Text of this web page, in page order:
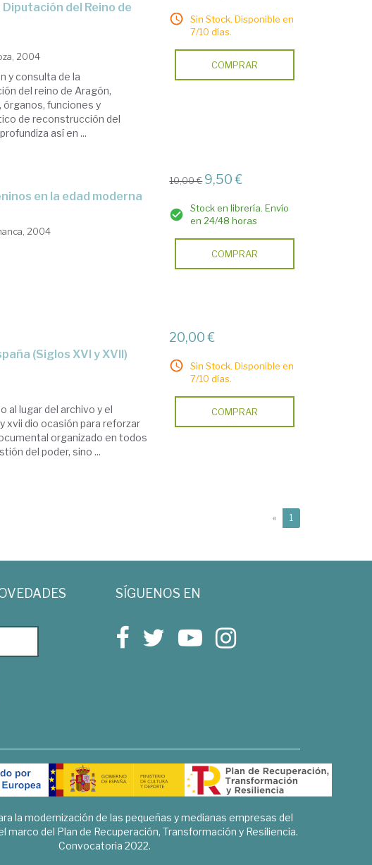
2004
y consulta de la
del reino de Aragón,
funciones y
de reconstrucción del
así en ...
Sin Stock. Disponible en
7/10 días.
COMPRAR
en la edad moderna
2004
10,00 € 9,50 €
Stock en librería. Envío
en 24/48 horas
COMPRAR
(Siglos XVI y XVII)
al lugar del archivo y el
xvii dio ocasión para reforzar
organizado en todos
del poder, sino ...
20,00 €
Sin Stock. Disponible en
7/10 días.
COMPRAR
« 1
SÍGUENOS EN
la modernización de las pequeñas y medianas empresas del
marco del Plan de Recuperación, Transformación y Resiliencia.
Convocatoria 2022.